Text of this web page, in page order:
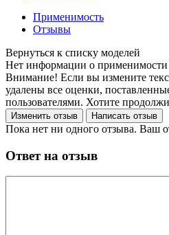
Применимость
Отзывы
Нет информации о применимости
Внимание! Если вы измените
удалены все оценки,
пользователями. Хотите
Пока нет ни одного отзыва. Ваш
Ответ на отзыв